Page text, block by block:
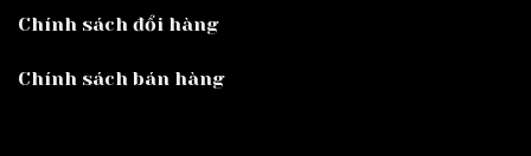
Chính sách đổi hàng
Chính sách bán hàng